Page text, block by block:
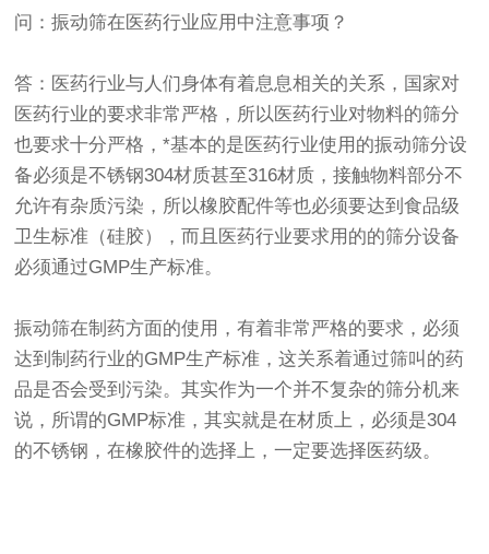
问：振动筛在医药行业应用中注意事项？
答：医药行业与人们身体有着息息相关的关系，国家对
医药行业的要求非常严格，所以医药行业对物料的筛分
也要求十分严格，*基本的是医药行业使用的振动筛分设
备必须是不锈钢304材质甚至316材质，接触物料部分不
允许有杂质污染，所以橡胶配件等也必须要达到食品级
卫生标准（硅胶），而且医药行业要求用的的筛分设备
必须通过GMP生产标准。
振动筛在制药方面的使用，有着非常严格的要求，必须
达到制药行业的GMP生产标准，这关系着通过筛叫的药
品是否会受到污染。其实作为一个并不复杂的筛分机来
说，所谓的GMP标准，其实就是在材质上，必须是304
的不锈钢，在橡胶件的选择上，一定要选择医药级。